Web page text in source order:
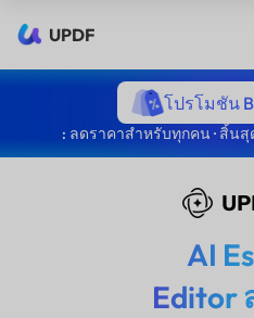
UPDF
โปรโมชัน
: ลดราคาสำหรับทุกคน · สิ้นสุ
AI
Editor